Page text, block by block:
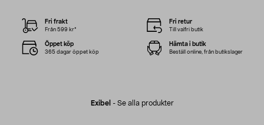
Exibel - Se alla produkter
Fri frakt
Från 599 kr*
Fri retur
Till valfri butik
Öppet köp
365 dagar öppet köp
Hämta i butik
Beställ online, från butikslager